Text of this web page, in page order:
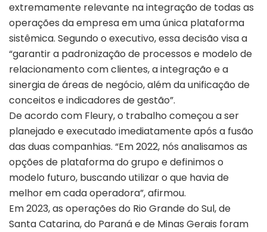
extremamente relevante na integração de todas as
operações da empresa em uma única plataforma
sistêmica. Segundo o executivo, essa decisão visa a
“garantir a padronização de processos e modelo de
relacionamento com clientes, a integração e a
sinergia de áreas de negócio, além da unificação de
conceitos e indicadores de gestão”.
De acordo com Fleury, o trabalho começou a ser
planejado e executado imediatamente após a fusão
das duas companhias. “Em 2022, nós analisamos as
opções de plataforma do grupo e definimos o
modelo futuro, buscando utilizar o que havia de
melhor em cada operadora”, afirmou.
Em 2023, as operações do Rio Grande do Sul, de
Santa Catarina, do Paraná e de Minas Gerais foram